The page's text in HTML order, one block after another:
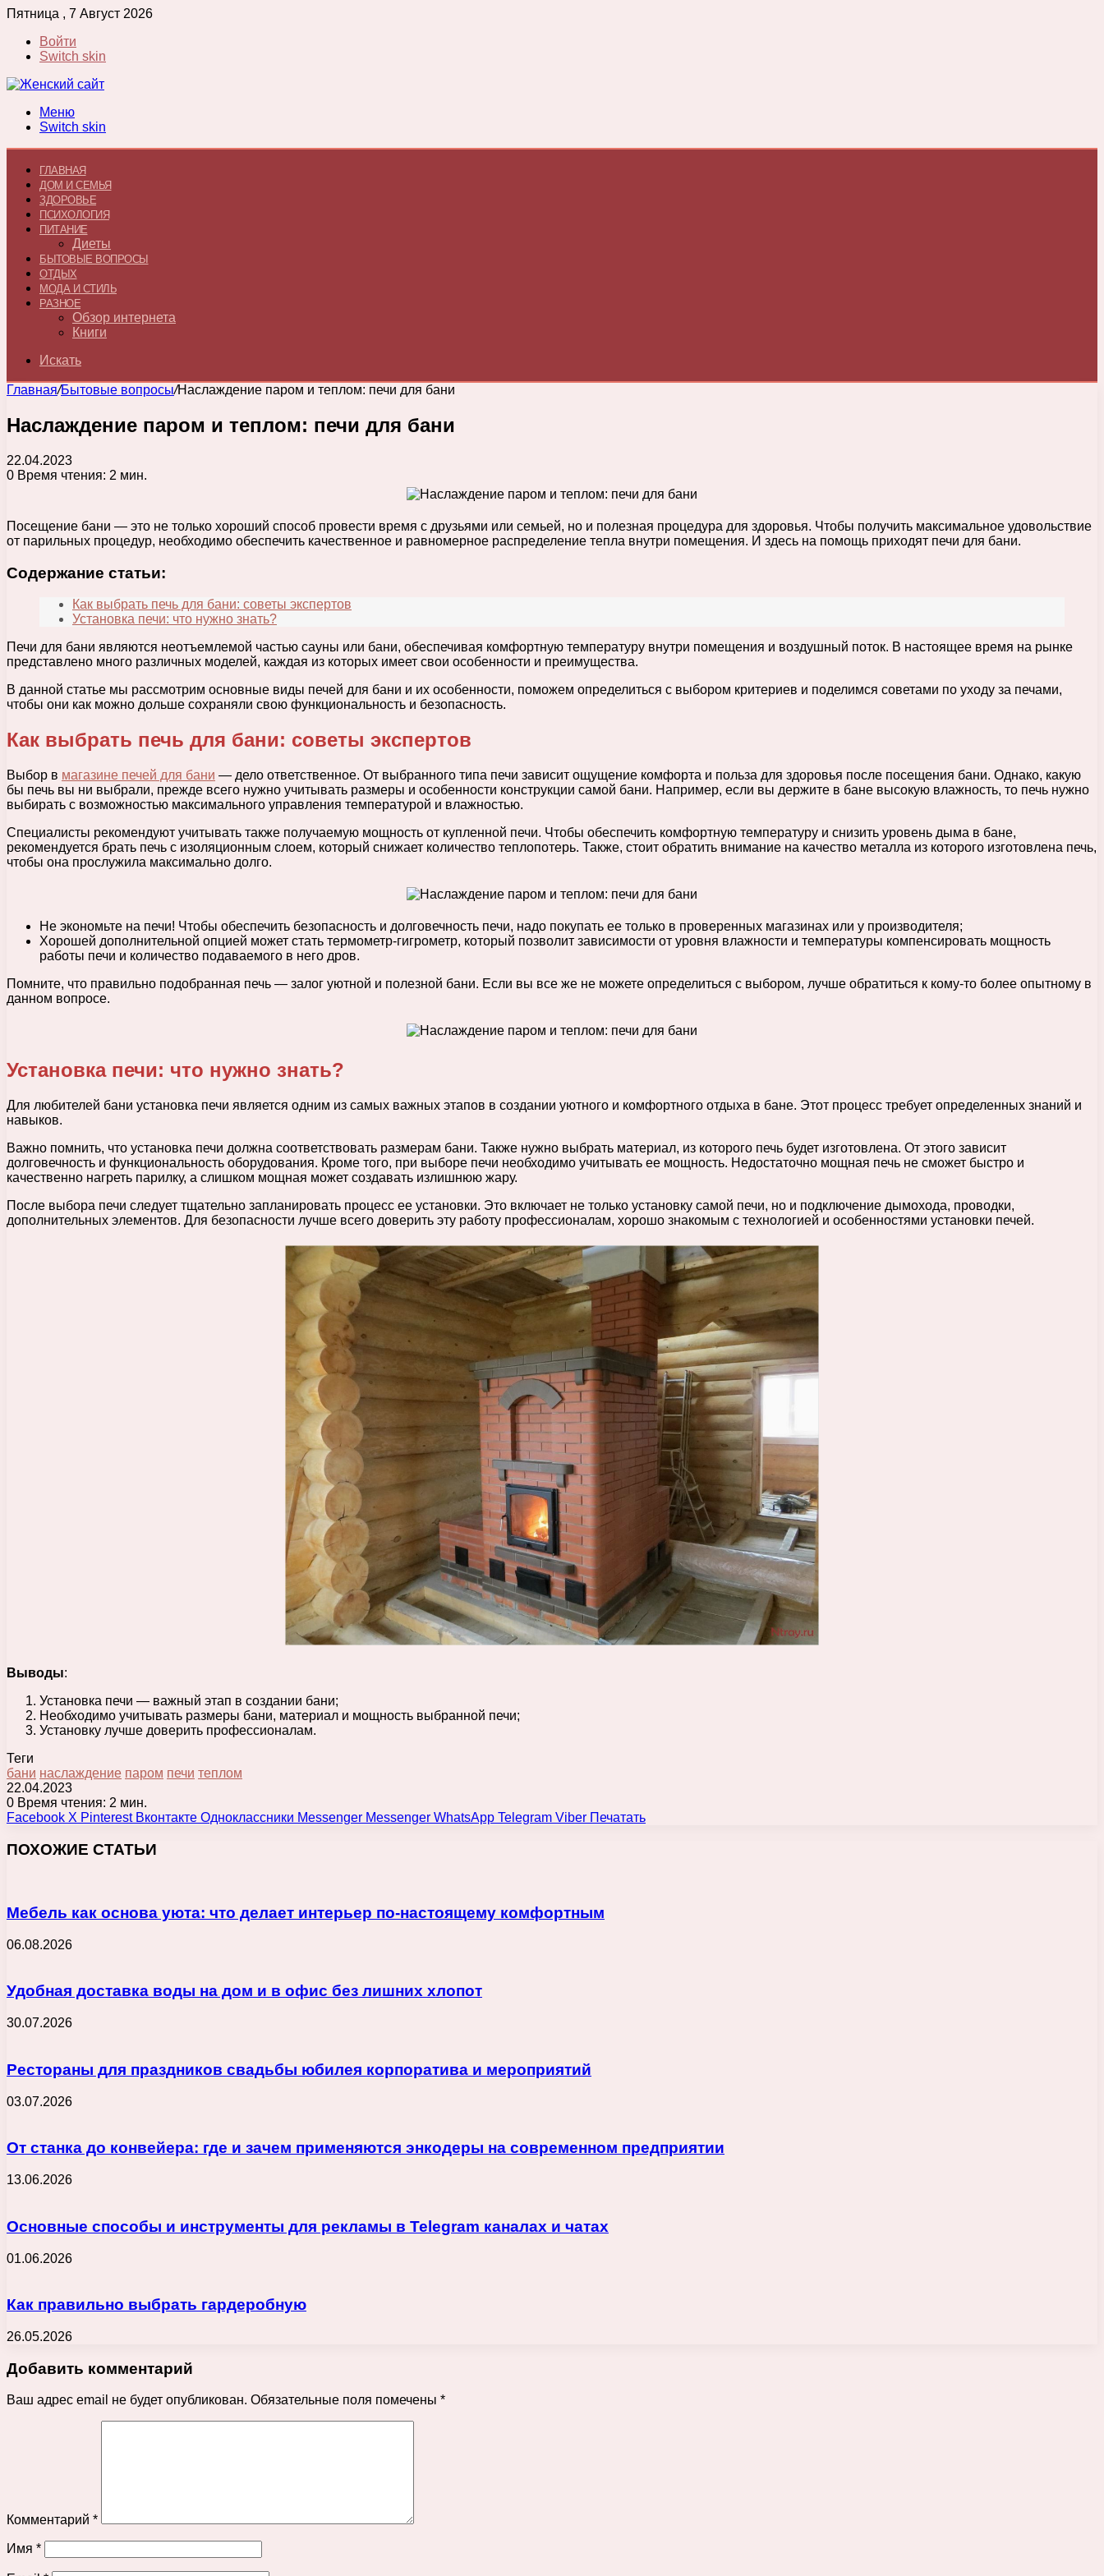
Пятница , 7 Август 2026
Войти
Switch skin
Меню
Switch skin
ГЛАВНАЯ
ДОМ И СЕМЬЯ
ЗДОРОВЬЕ
ПСИХОЛОГИЯ
ПИТАНИЕ
Диеты
БЫТОВЫЕ ВОПРОСЫ
ОТДЫХ
МОДА И СТИЛЬ
РАЗНОЕ
Обзор интернета
Книги
Искать
Главная/Бытовые вопросы/Наслаждение паром и теплом: печи для бани
Наслаждение паром и теплом: печи для бани
22.04.2023
0 Время чтения: 2 мин.
Посещение бани — это не только хороший способ провести время с друзьями или семьей, но и полезная процедура для здоровья. Чтобы получить максимальное удовольствие
от парильных процедур, необходимо обеспечить качественное и равномерное распределение тепла внутри помещения. И здесь на помощь приходят печи для бани.
Содержание статьи:
Как выбрать печь для бани: советы экспертов
Установка печи: что нужно знать?
Печи для бани являются неотъемлемой частью сауны или бани, обеспечивая комфортную температуру внутри помещения и воздушный поток. В настоящее время на рынке
представлено много различных моделей, каждая из которых имеет свои особенности и преимущества.
В данной статье мы рассмотрим основные виды печей для бани и их особенности, поможем определиться с выбором критериев и поделимся советами по уходу за печами,
чтобы они как можно дольше сохраняли свою функциональность и безопасность.
Как выбрать печь для бани: советы экспертов
Выбор в магазине печей для бани — дело ответственное. От выбранного типа печи зависит ощущение комфорта и польза для здоровья после посещения бани. Однако, какую
бы печь вы ни выбрали, прежде всего нужно учитывать размеры и особенности конструкции самой бани. Например, если вы держите в бане высокую влажность, то печь нужно
выбирать с возможностью максимального управления температурой и влажностью.
Специалисты рекомендуют учитывать также получаемую мощность от купленной печи. Чтобы обеспечить комфортную температуру и снизить уровень дыма в бане,
рекомендуется брать печь с изоляционным слоем, который снижает количество теплопотерь. Также, стоит обратить внимание на качество металла из которого изготовлена печь,
чтобы она прослужила максимально долго.
Не экономьте на печи! Чтобы обеспечить безопасность и долговечность печи, надо покупать ее только в проверенных магазинах или у производителя;
Хорошей дополнительной опцией может стать термометр-гигрометр, который позволит зависимости от уровня влажности и температуры компенсировать мощность
работы печи и количество подаваемого в него дров.
Помните, что правильно подобранная печь — залог уютной и полезной бани. Если вы все же не можете определиться с выбором, лучше обратиться к кому-то более опытному в
данном вопросе.
Установка печи: что нужно знать?
Для любителей бани установка печи является одним из самых важных этапов в создании уютного и комфортного отдыха в бане. Этот процесс требует определенных знаний и
навыков.
Важно помнить, что установка печи должна соответствовать размерам бани. Также нужно выбрать материал, из которого печь будет изготовлена. От этого зависит
долговечность и функциональность оборудования. Кроме того, при выборе печи необходимо учитывать ее мощность. Недостаточно мощная печь не сможет быстро и
качественно нагреть парилку, а слишком мощная может создавать излишнюю жару.
После выбора печи следует тщательно запланировать процесс ее установки. Это включает не только установку самой печи, но и подключение дымохода, проводки,
дополнительных элементов. Для безопасности лучше всего доверить эту работу профессионалам, хорошо знакомым с технологией и особенностями установки печей.
Выводы:
Установка печи — важный этап в создании бани;
Необходимо учитывать размеры бани, материал и мощность выбранной печи;
Установку лучше доверить профессионалам.
Теги
бани наслаждение паром печи теплом
22.04.2023
0 Время чтения: 2 мин.
Facebook X Pinterest Вконтакте Одноклассники Messenger Messenger WhatsApp Telegram Viber Печатать
ПОХОЖИЕ СТАТЬИ
Мебель как основа уюта: что делает интерьер по-настоящему комфортным
06.08.2026
Удобная доставка воды на дом и в офис без лишних хлопот
30.07.2026
Рестораны для праздников свадьбы юбилея корпоратива и мероприятий
03.07.2026
От станка до конвейера: где и зачем применяются энкодеры на современном предприятии
13.06.2026
Основные способы и инструменты для рекламы в Telegram каналах и чатах
01.06.2026
Как правильно выбрать гардеробную
26.05.2026
Добавить комментарий
Ваш адрес email не будет опубликован. Обязательные поля помечены *
Комментарий *
Имя *